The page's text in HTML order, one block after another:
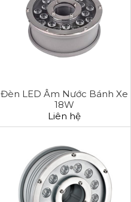
Đèn LED Âm Nước Bánh Xe
18W
Liên hệ